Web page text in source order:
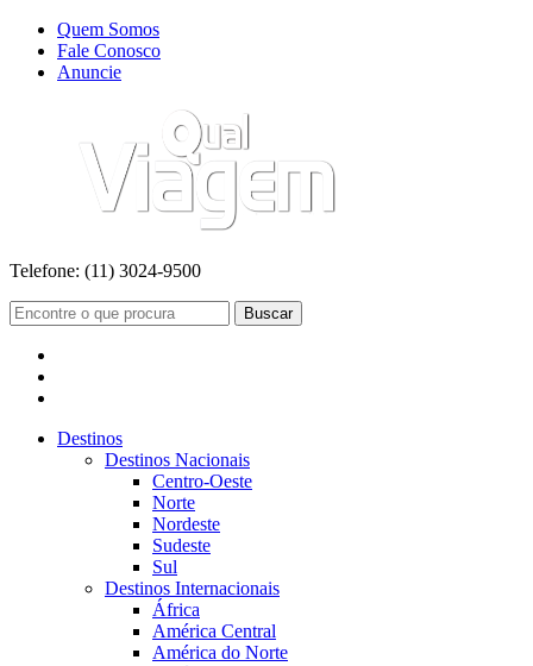
Quem Somos
Fale Conosco
Anuncie
Telefone: (11) 3024-9500
Buscar
Destinos
Destinos Nacionais
Centro-Oeste
Norte
Nordeste
Sudeste
Sul
Destinos Internacionais
África
América Central
América do Norte